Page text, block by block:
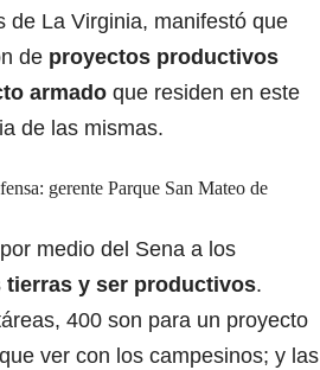
de La Virginia, manifestó que
de proyectos productivos
armado que residen en este
de las mismas.
gerente Parque San Mateo de
medio del Sena a los
tierras y ser productivos.
400 son para un proyecto
ver con los campesinos; y las